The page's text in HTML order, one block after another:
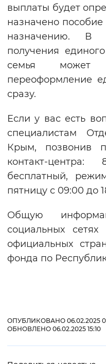
выплаты будет
назначено
назначению. В
получения
семья может
переоформление
сразу.
Если у вас есть
специалистам
Крым, позвонив
контакт-
бесплатный,
пятницу с 09:00 до
Общую
социальных
официальных
фонда по
ОПУБЛИКОВАНО 06.02.2025
ОБНОВЛЕНО 06.02.2025 15:10